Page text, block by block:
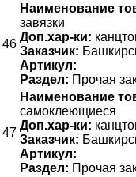
46
Наименование
завязки
Доп.хар-ки:
Заказчик:
Артикул:
Раздел: Прочая
47
Наименование
самоклеющиеся
Доп.хар-ки:
Заказчик:
Артикул:
Раздел: Прочая